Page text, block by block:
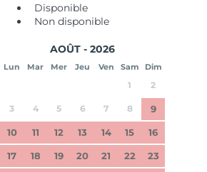
Disponible
Non disponible
AOÛT - 2026
Lun Mar Mer Jeu Ven Sam Dim
1 2
3 4 5 6 7 8 9
10 11 12 13 14 15 16
17 18 19 20 21 22 23